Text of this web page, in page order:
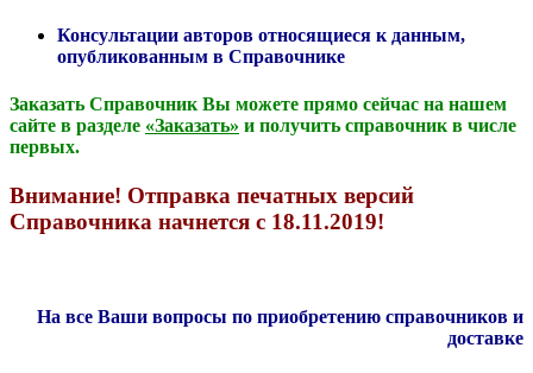
Консультации авторов относящиеся к данным,
опубликованным в Справочнике
Заказать Справочник Вы можете прямо сейчас на нашем
сайте в разделе «Заказать» и получить справочник в числе
первых.
Внимание! Отправка печатных версий
Справочника начнется с 18.11.2019!
На все Ваши вопросы по приобретению справочников и
доставке